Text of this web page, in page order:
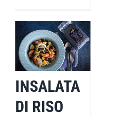
INSALATA
DI RISO